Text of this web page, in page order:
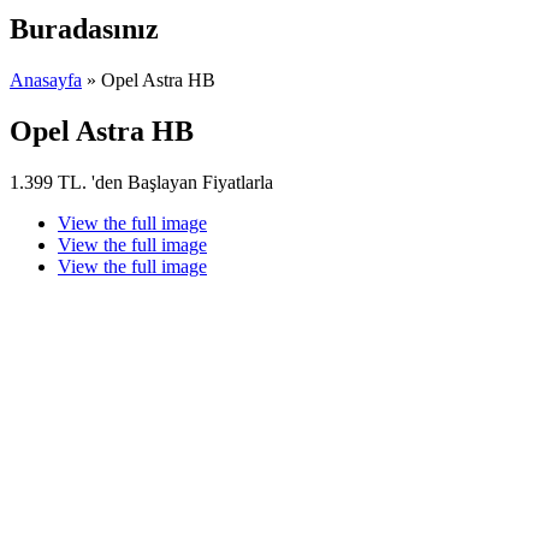
Buradasınız
Anasayfa » Opel Astra HB
Opel Astra HB
1.399 TL. 'den Başlayan Fiyatlarla
View the full image
View the full image
View the full image